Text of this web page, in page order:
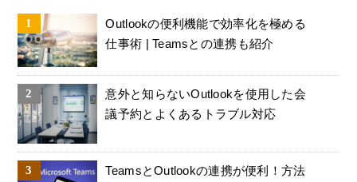
Outlookの便利機能で効率化を極める
仕事術 | Teamsとの連携も紹介
意外と知らないOutlookを使用した会
議予約とよくあるトラブル対応
TeamsとOutlookの連携が便利！方法